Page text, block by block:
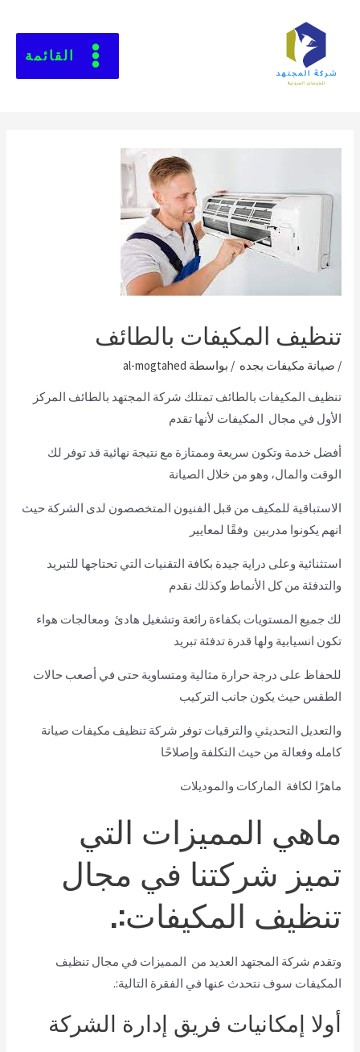
القائمة
تنظيف المكيفات بالطائف
/ صيانة مكيفات بجده / بواسطة al-mogtahed
تنظيف المكيفات بالطائفتمتلك شركة المجتهد بالطائف المركز
الأول في مجال المكيفات لأنها تقدم
أفضل خدمة وتكون سريعة وممتازة مع نتيجة نهائية قد توفر لك
الوقت والمال، وهو من خلال الصيانة
الاستباقية للمكيف من قبل الفنيون المتخصصون لدى الشركة حيث
انهم يكونوا مدربين وفقًا لمعايير
استثنائية وعلى دراية جيدة بكافة التقنيات التي تحتاجها للتبريد
والتدفئة من كل الأنماط وكذلك نقدم
لك جميع المستويات بكفاءة رائعة وتشغيل هادئ ومعالجات هواء
تكون انسيابية ولها قدرة تدفئة تبريد
للحفاظ على درجة حرارة مثالية ومتساوية حتى في أصعب حالات
الطقس حيث يكون جانب التركيب
والتعديل التحديثي والترقيات توفر شركة تنظيف مكيفات صيانة
كامله وفعالة من حيث التكلفة وإصلاحًا
ماهرًا لكافة الماركات والموديلات
ماهي المميزات التي
تميز شركتنا في مجال
تنظيف المكيفات:.
وتقدم شركة المجتهد العديد من المميزات في مجال تنظيف
المكيفات سوف نتحدث عنها في الفقرة التالية:.
أولا إمكانيات فريق إدارة الشركة